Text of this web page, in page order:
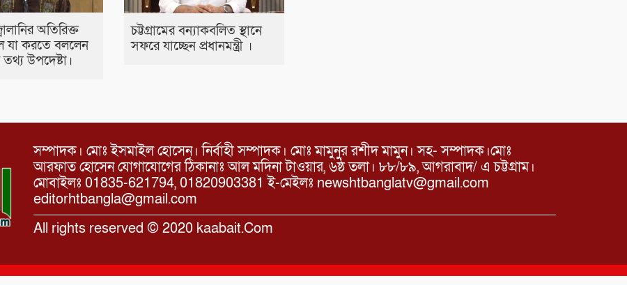
অতিরিক্ত
যা করতে বললেন
তথ্য উপদেষ্টা।
চট্টগ্রামের বন্যাকবলিত স্থানে
সফরে যাচ্ছেন প্রধানমন্ত্রী ।
সম্পাদক। মোঃ ইসমাইল হোসেন। নির্বাহী সম্পাদক। মোঃ মামুনুর রশীদ মামুন। সহ- সম্পাদক।মোঃ
আরফাত হোসেন যোগাযোগের ঠিকানাঃ আল মদিনা টাওয়ার, ৬ষ্ঠ তলা। ৮৮/৮৯, আগরাবাদ/ এ চট্টগ্রাম।
মোবাইলঃ 01835-621794, 01820903381 ই-মেইলঃ newshtbanglatv@gmail.com
editorhtbangla@gmail.com
All rights reserved © 2020 kaabait.Com